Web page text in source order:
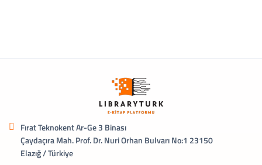
Fırat Teknokent Ar-Ge 3 Binası
Çaydaçıra Mah. Prof. Dr. Nuri Orhan Bulvarı No:1 23150
Elazığ / Türkiye